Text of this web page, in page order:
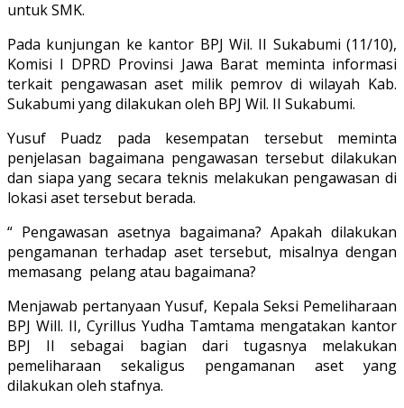
untuk SMK.
Pada kunjungan ke kantor BPJ Wil. II Sukabumi (11/10),
Komisi I DPRD Provinsi Jawa Barat meminta informasi
terkait pengawasan aset milik pemrov di wilayah Kab.
Sukabumi yang dilakukan oleh BPJ Wil. II Sukabumi.
Yusuf Puadz pada kesempatan tersebut meminta
penjelasan bagaimana pengawasan tersebut dilakukan
dan siapa yang secara teknis melakukan pengawasan di
lokasi aset tersebut berada.
“ Pengawasan asetnya bagaimana? Apakah dilakukan
pengamanan terhadap aset tersebut, misalnya dengan
memasang pelang atau bagaimana?
Menjawab pertanyaan Yusuf, Kepala Seksi Pemeliharaan
BPJ Will. II, Cyrillus Yudha Tamtama mengatakan kantor
BPJ II sebagai bagian dari tugasnya melakukan
pemeliharaan sekaligus pengamanan aset yang
dilakukan oleh stafnya.